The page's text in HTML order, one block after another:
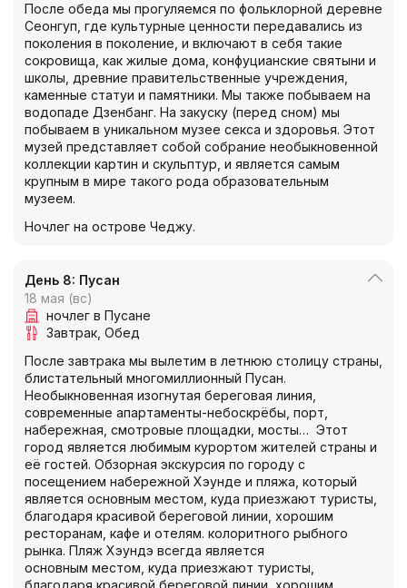
После обеда мы прогуляемся по фольклорной деревне
Сеонгуп, где культурные ценности передавались из
поколения в поколение, и включают в себя такие
сокровища, как жилые дома, конфуцианские святыни и
школы, древние правительственные учреждения,
каменные статуи и памятники. Мы также побываем на
водопаде Дзенбанг. На закуску (перед сном) мы
побываем в уникальном музее секса и здоровья. Этот
музей представляет собой собрание необыкновенной
коллекции картин и скульптур, и является самым
крупным в мире такого рода образовательным
музеем.
Ночлег на острове Чеджу.
День 8: Пусан
18 мая (вс)
ночлег в Пусане
Завтрак Обед
После завтрака мы вылетим в летнюю столицу страны,
блистательный многомиллионный Пусан.
Необыкновенная изогнутая береговая линия,
современные апартаменты-небоскрёбы, порт,
набережная, смотровые площадки, мосты… Этот
город является любимым курортом жителей страны и
её гостей. Обзорная экскурсия по городу с
посещением набережной Хэунде и пляжа, который
является основным местом, куда приезжают туристы,
благодаря красивой береговой линии, хорошим
ресторанам, кафе и отелям. колоритного рыбного
рынка. Пляж Хэундэ всегда является
основным местом, куда приезжают туристы,